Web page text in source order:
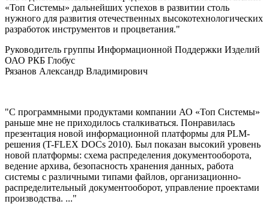
«Топ Системы» дальнейших успехов в развитии столь
нужного для развития отечественных высокотехнологических
разработок инструментов и процветания."
Руководитель группы Информационной Поддержки Изделий
ОАО РКБ Глобус
Рязанов Александр Владимирович
"С программными продуктами компании АО «Топ Системы»
раньше мне не приходилось сталкиваться. Понравилась
презентация новой информационной платформы для PLM-
решения (T-FLEX DOCs 2010). Был показан высокий уровень
новой платформы: схема распределения документооборота,
ведение архива, безопасность хранения данных, работа
системы с различными типами файлов, организационно-
распределительный документооборот, управление проектами
производства. ..."